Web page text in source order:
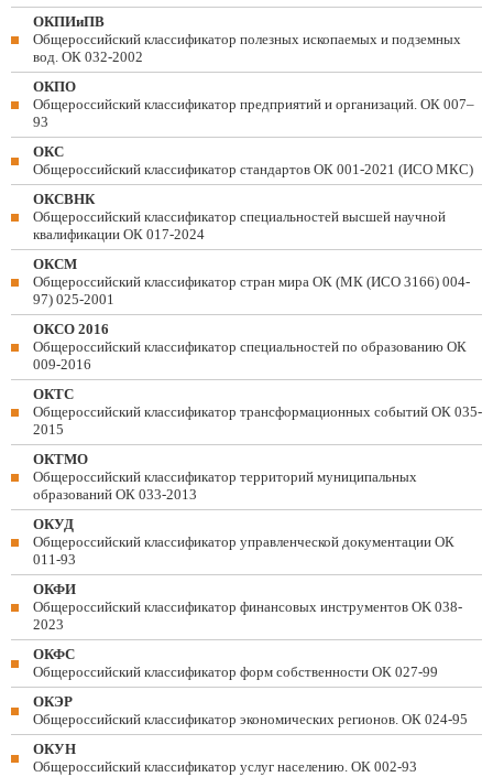
ОКПИиПВ
Общероссийский классификатор полезных ископаемых и подземных
вод. ОК 032-2002
ОКПО
Общероссийский классификатор предприятий и организаций. ОК 007–
93
ОКС
Общероссийский классификатор стандартов ОК 001-2021 (ИСО МКС)
ОКСВНК
Общероссийский классификатор специальностей высшей научной
квалификации ОК 017-2024
ОКСМ
Общероссийский классификатор стран мира ОК (МК (ИСО 3166) 004-
97) 025-2001
ОКСО 2016
Общероссийский классификатор специальностей по образованию ОК
009-2016
ОКТС
Общероссийский классификатор трансформационных событий ОК 035-
2015
ОКТМО
Общероссийский классификатор территорий муниципальных
образований ОК 033-2013
ОКУД
Общероссийский классификатор управленческой документации ОК
011-93
ОКФИ
Общероссийский классификатор финансовых инструментов OK 038-
2023
ОКФС
Общероссийский классификатор форм собственности ОК 027-99
ОКЭР
Общероссийский классификатор экономических регионов. ОК 024-95
ОКУН
Общероссийский классификатор услуг населению. ОК 002-93